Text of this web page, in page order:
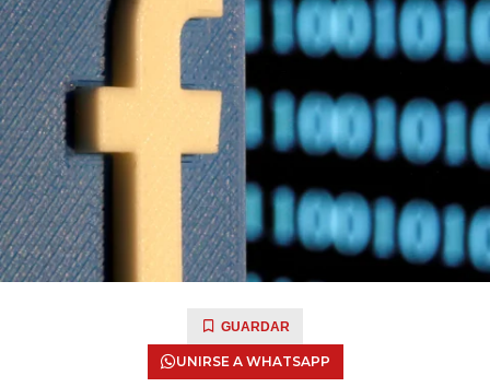
GUARDAR
UNIRSE A WHATSAPP